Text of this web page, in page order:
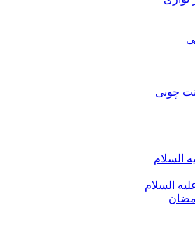
چوبی
السلام
السلام